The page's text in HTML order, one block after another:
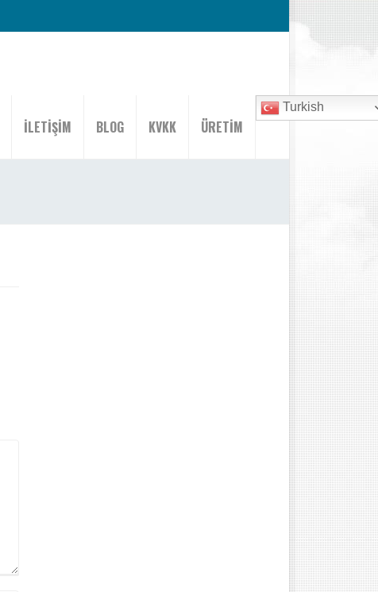
İLETİŞİM BLOG KVKK ÜRETİM
Turkish